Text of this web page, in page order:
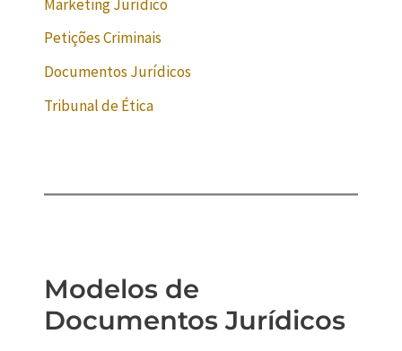
Marketing Jurídico
Petições Criminais
Documentos Jurídicos
Tribunal de Ética
Modelos de
Documentos Jurídicos